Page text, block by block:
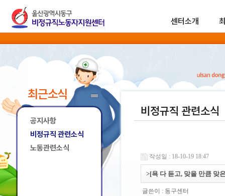
센터소개
최근소식
공지사항
비정규직 관련소식
노동관련소식
비정규직 관련소식
작성일 : 18-10-19 18:47
>[욕 다 듣고, 맞을 만큼 맞
글쓴이 : 동구센터